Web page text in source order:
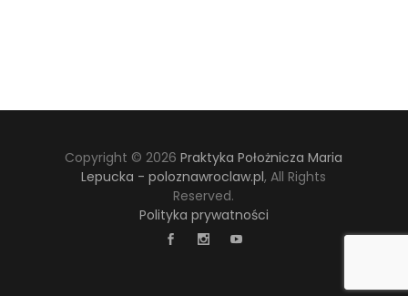
Copyright © 2026Praktyka Położnicza Maria
Lepucka - poloznawroclaw.pl, All Rights
Reserved.
Polityka prywatności